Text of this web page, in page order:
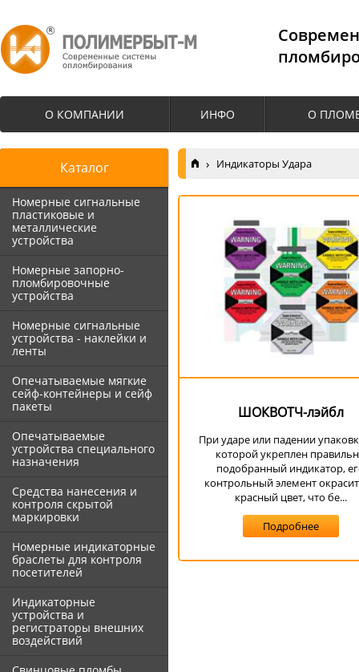
О КОМПАНИИ ИНФО О
Каталог
Номерные сигнальные
пластиковые и
металлические
устройства
Номерные запорно-
пломбировочные
устройства
Номерные сигнальные
устройства - наклейки и
ленты
Опечатываемые мягкие
сейф-контейнеры и сейф
пакеты
Опечатываемые
устройства специального
назначения
Средства нанесения и
контроля скрытой
маркировки
Номерные индикаторные
браслеты для контроля
посетителей
Индикаторные
устройства и
регистраторы внешних
воздействий
Индикаторы Удара
ШОКВОТЧ-лэйбл
При ударе или падении
которой укреплен
подобранный индикатор,
контрольный элемент
красный цвет, что бе...
Подробнее